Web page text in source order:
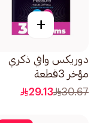
+
دوريكس واقي ذكري
مؤخر 3قطعة
30.67
29.13